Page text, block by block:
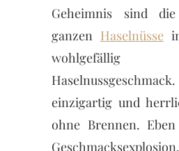
Geheimnis sind die
ganzen Haselnüsse
wohlgefällig
einzigartig und
ohne Brennen.